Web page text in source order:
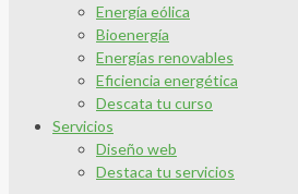
Energía eólica
Bioenergía
Energías renovables
Eficiencia energética
Descata tu curso
Servicios
Diseño web
Destaca tu servicios